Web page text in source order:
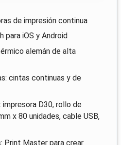
de impresión continua
iOS y Android
alemán de alta
cintas continuas y de
D30, rollo de
x 80 unidades, cable USB,
Print Master para crear